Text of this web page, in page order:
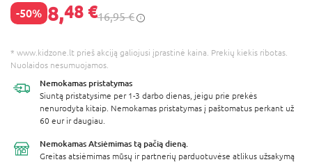
-50% 8,48 €16,95 €
* www.kidzone.lt prieš akciją galiojusi įprastinė kaina. Prekių kiekis ribotas.
Nuolaidos nesumuojamos.
Nemokamas pristatymas
Siuntą pristatysime per 1-3 darbo dienas, jeigu prie prekės
nenurodyta kitaip. Nemokamas pristatymas į paštomatus perkant už
60 eur ir daugiau.
Nemokamas Atsiėmimas tą pačią dieną.
Greitas atsiėmimas mūsų ir partnerių parduotuvėse atlikus užsakymą